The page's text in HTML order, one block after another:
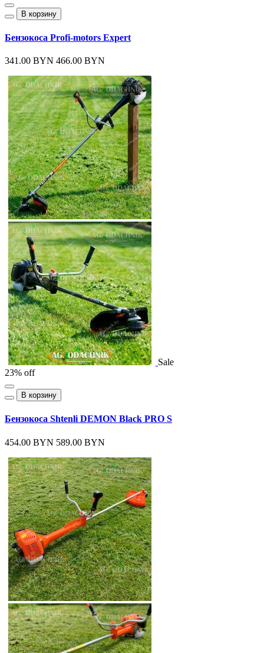
В корзину
Бензокоса Profi-motors Expert
341.00 BYN 466.00 BYN
Sale
23% off
В корзину
Бензокоса Shtenli DEMON Black PRO S
454.00 BYN 589.00 BYN